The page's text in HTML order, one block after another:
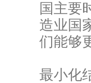
国主要
造业国
们能够
最小化